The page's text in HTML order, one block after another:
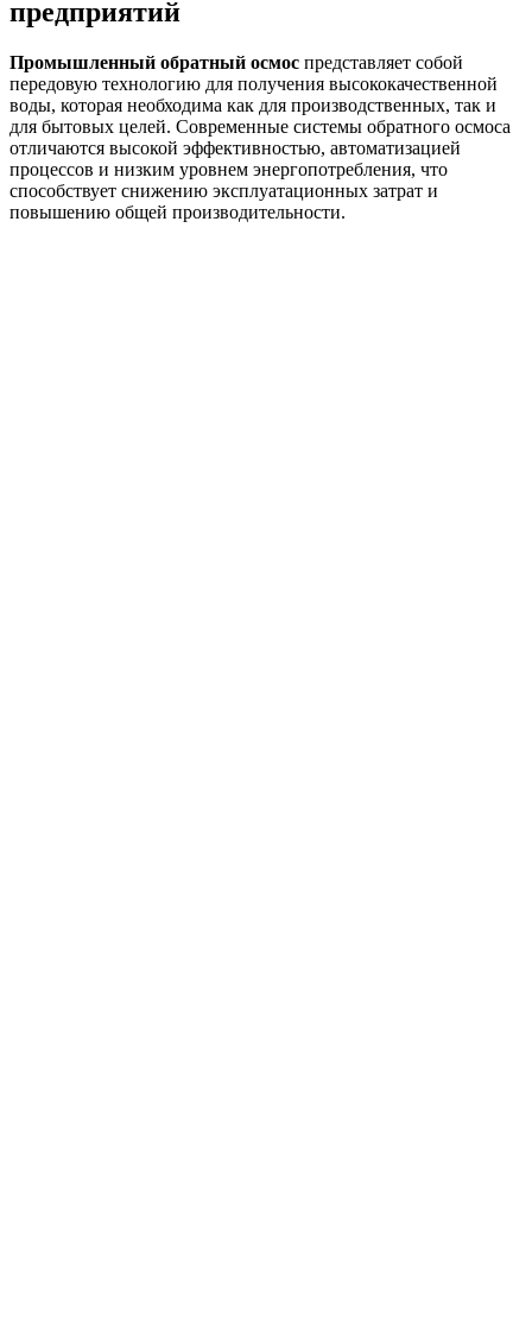
предприятий
Промышленный обратный осмос представляет собой
передовую технологию для получения высококачественной
воды, которая необходима как для производственных, так и
для бытовых целей. Современные системы обратного осмоса
отличаются высокой эффективностью, автоматизацией
процессов и низким уровнем энергопотребления, что
способствует снижению эксплуатационных затрат и
повышению общей производительности.